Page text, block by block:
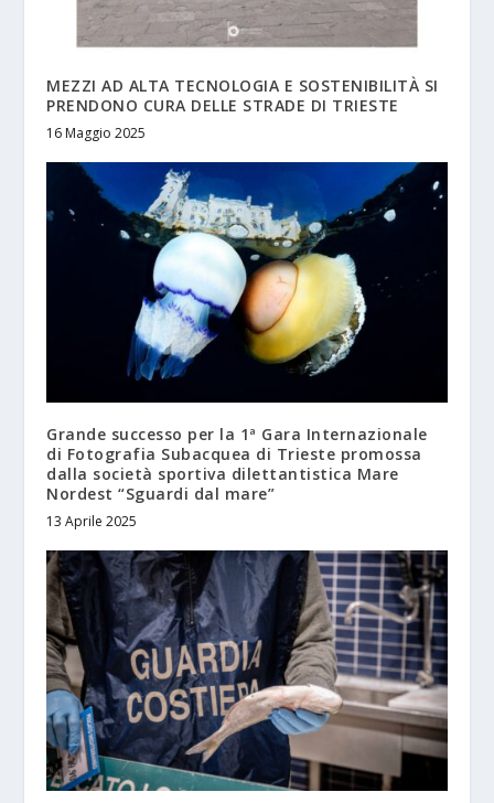
MEZZI AD ALTA TECNOLOGIA E SOSTENIBILITÀ SI
PRENDONO CURA DELLE STRADE DI TRIESTE
16 Maggio 2025
Grande successo per la 1ª Gara Internazionale
di Fotografia Subacquea di Trieste promossa
dalla società sportiva dilettantistica Mare
Nordest “Sguardi dal mare”
13 Aprile 2025